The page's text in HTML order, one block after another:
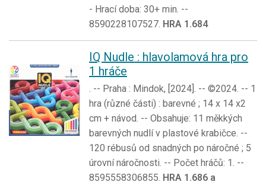
- Hrací doba: 30+ min. --
8590228107527. HRA 1.684
IQ Nudle : hlavolamová hra pro
1 hráče
. -- Praha : Mindok, [2024]. -- ©2024. -- 1
hra (různé části) : barevné ; 14 x 14 x2
cm + návod. -- Obsahuje: 11 měkkých
barevných nudlí v plastové krabičce. --
120 rébusů od snadných po náročné ; 5
úrovní náročnosti. -- Počet hráčů: 1. --
8595558306855. HRA 1.686 a